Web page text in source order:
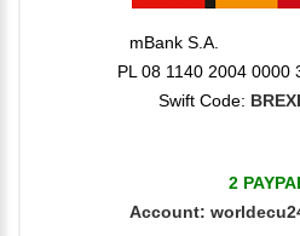
mBank
PL 08 1140 2004 0000
Swift Code:
2
Account: